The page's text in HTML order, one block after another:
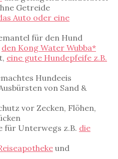
Getreide
Auto oder eine
für den Hund
den Kong Water Wubba*
eine gute Hundepfeife z.B.
Hundeeis
von Sand &
vor Zecken, Flöhen,
für Unterwegs z.B. die
und